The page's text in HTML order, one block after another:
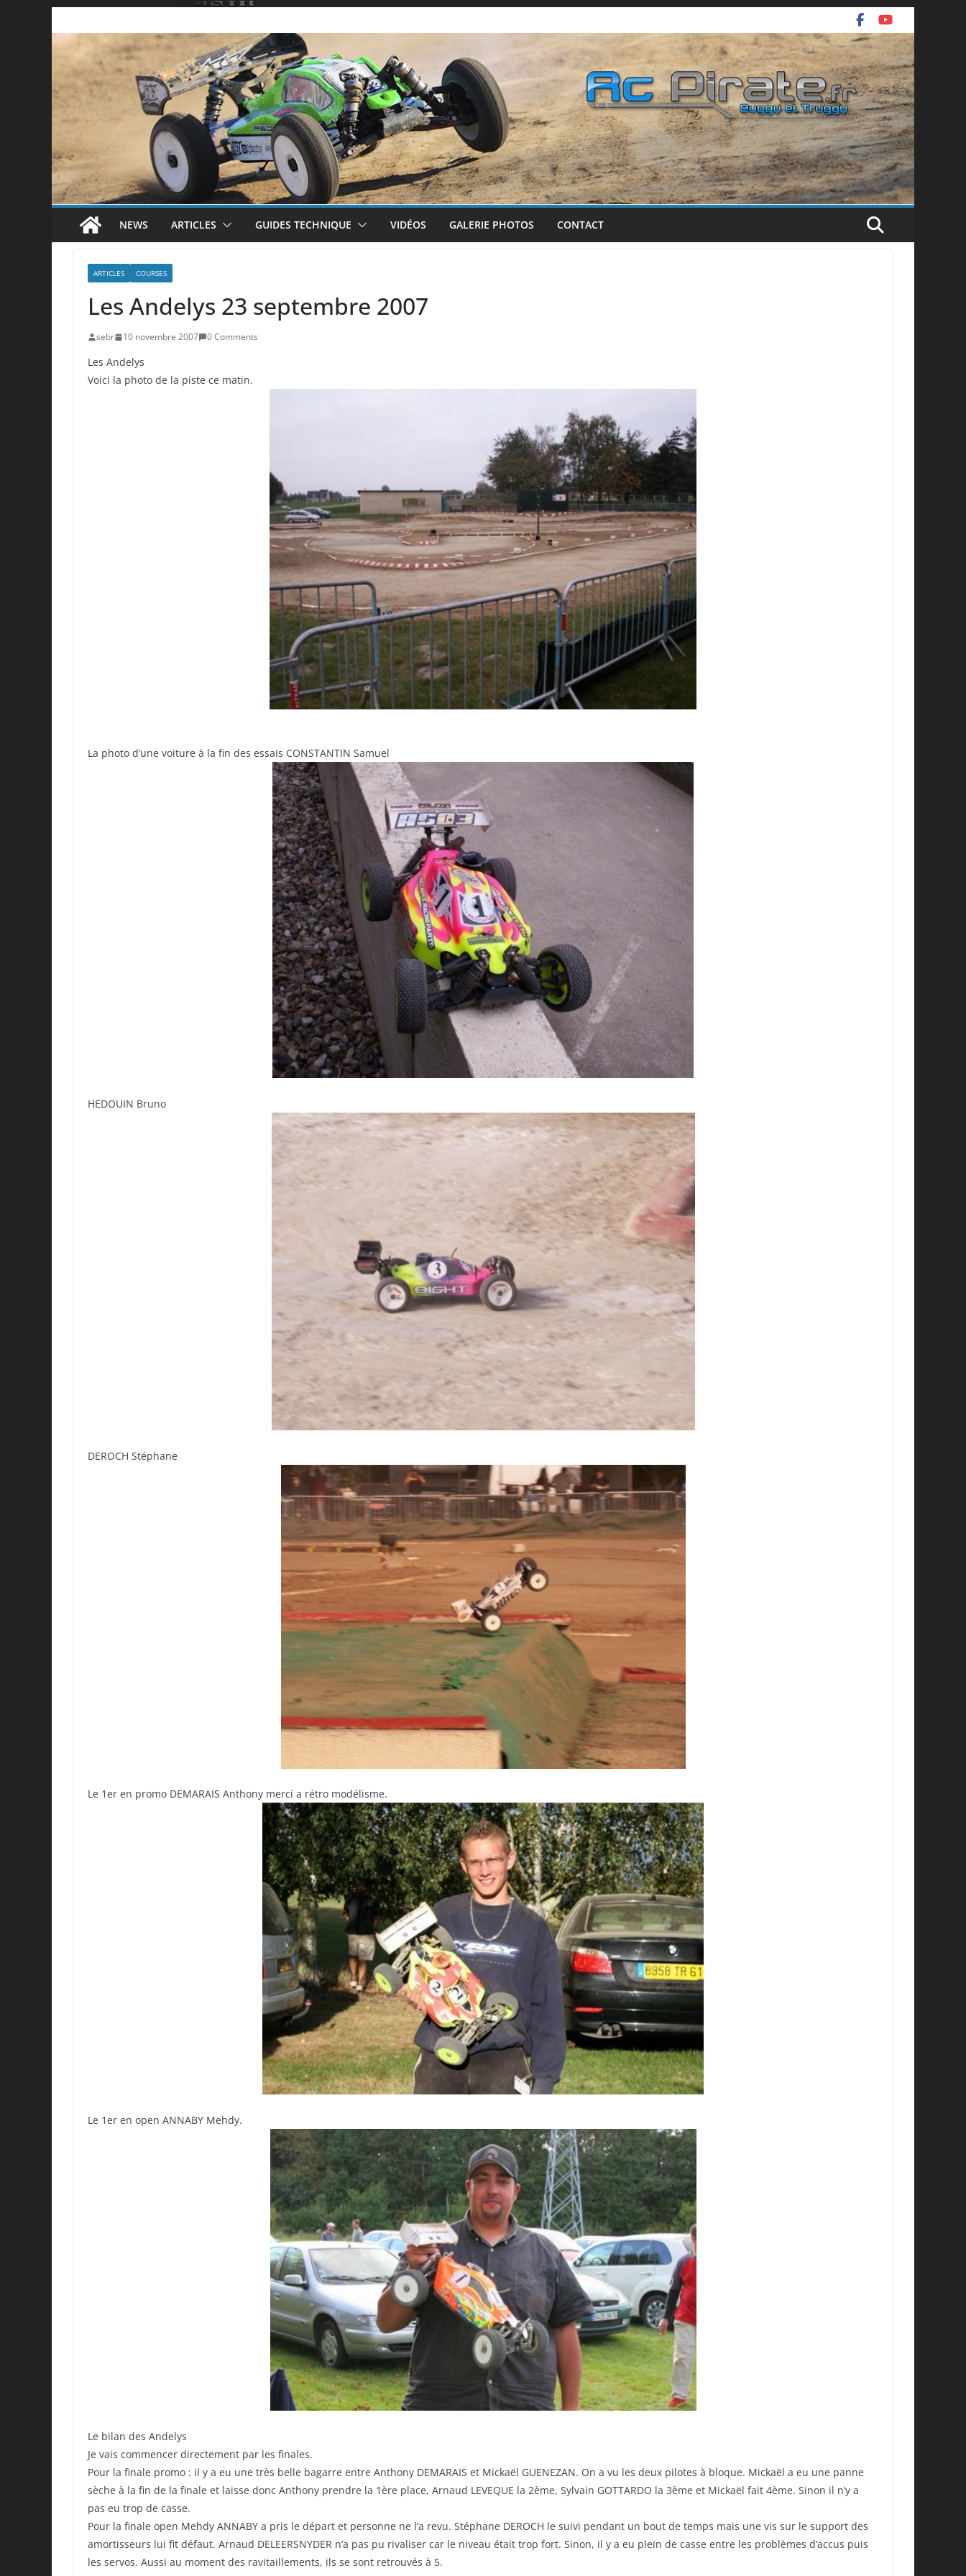
au
contenu
NEWS ARTICLES GUIDES TECHNIQUE VIDÉOS GALERIE PHOTOS CONTACT
ARTICLES COURSES
Les Andelys 23 septembre 2007
sebr 10 novembre 2007 0 Comments
Les Andelys
Voici la photo de la piste ce matin.
La photo d’une voiture à la fin des essais CONSTANTIN Samuel
HEDOUIN Bruno
DEROCH Stéphane
Le 1er en promo DEMARAIS Anthony merci a rétro modélisme.
Le 1er en open ANNABY Mehdy.
Le bilan des Andelys
Je vais commencer directement par les finales.
Pour la finale promo : il y a eu une très belle bagarre entre Anthony DEMARAIS et Mickaël GUENEZAN. On a vu les deux pilotes à bloque. Mickaël a eu une panne
sèche à la fin de la finale et laisse donc Anthony prendre la 1ère place, Arnaud LEVEQUE la 2ème, Sylvain GOTTARDO la 3ème et Mickaël fait 4ème. Sinon il n’y a
pas eu trop de casse.
Pour la finale open Mehdy ANNABY a pris le départ et personne ne l’a revu. Stéphane DEROCH le suivi pendant un bout de temps mais une vis sur le support des
amortisseurs lui fit défaut. Arnaud DELEERSNYDER n’a pas pu rivaliser car le niveau était trop fort. Sinon, il y a eu plein de casse entre les problèmes d’accus puis
les servos. Aussi au moment des ravitaillements, ils se sont retrouvés à 5.